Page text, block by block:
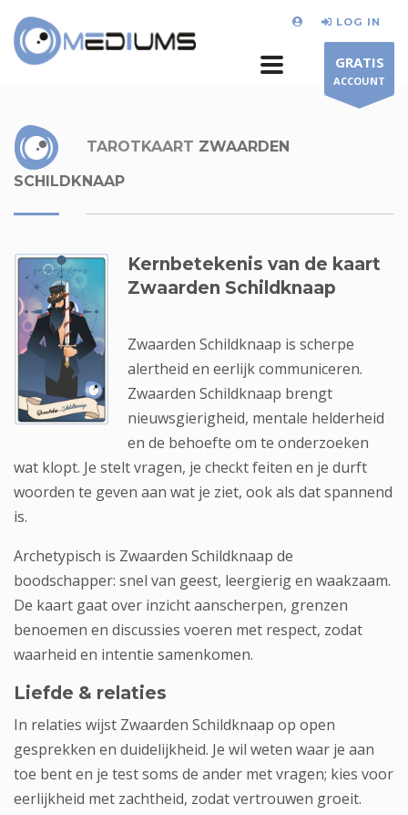
LOG IN
GRATIS
ACCOUNT
TAROTKAART ZWAARDEN
SCHILDKNAAP
Kernbetekenis van de kaart
Zwaarden Schildknaap
Zwaarden Schildknaap is scherpe
alertheid en eerlijk communiceren.
Zwaarden Schildknaap brengt
nieuwsgierigheid, mentale helderheid
en de behoefte om te onderzoeken
wat klopt. Je stelt vragen, je checkt feiten en je durft
woorden te geven aan wat je ziet, ook als dat spannend
is.
Archetypisch is Zwaarden Schildknaap de
boodschapper: snel van geest, leergierig en waakzaam.
De kaart gaat over inzicht aanscherpen, grenzen
benoemen en discussies voeren met respect, zodat
waarheid en intentie samenkomen.
Liefde & relaties
In relaties wijst Zwaarden Schildknaap op open
gesprekken en duidelijkheid. Je wil weten waar je aan
toe bent en je test soms de ander met vragen; kies voor
eerlijkheid met zachtheid, zodat vertrouwen groeit.